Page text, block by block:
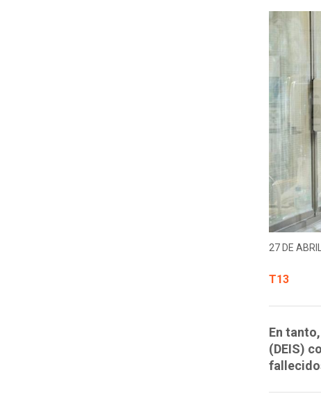
27 DE
T13
En
(DEIS)